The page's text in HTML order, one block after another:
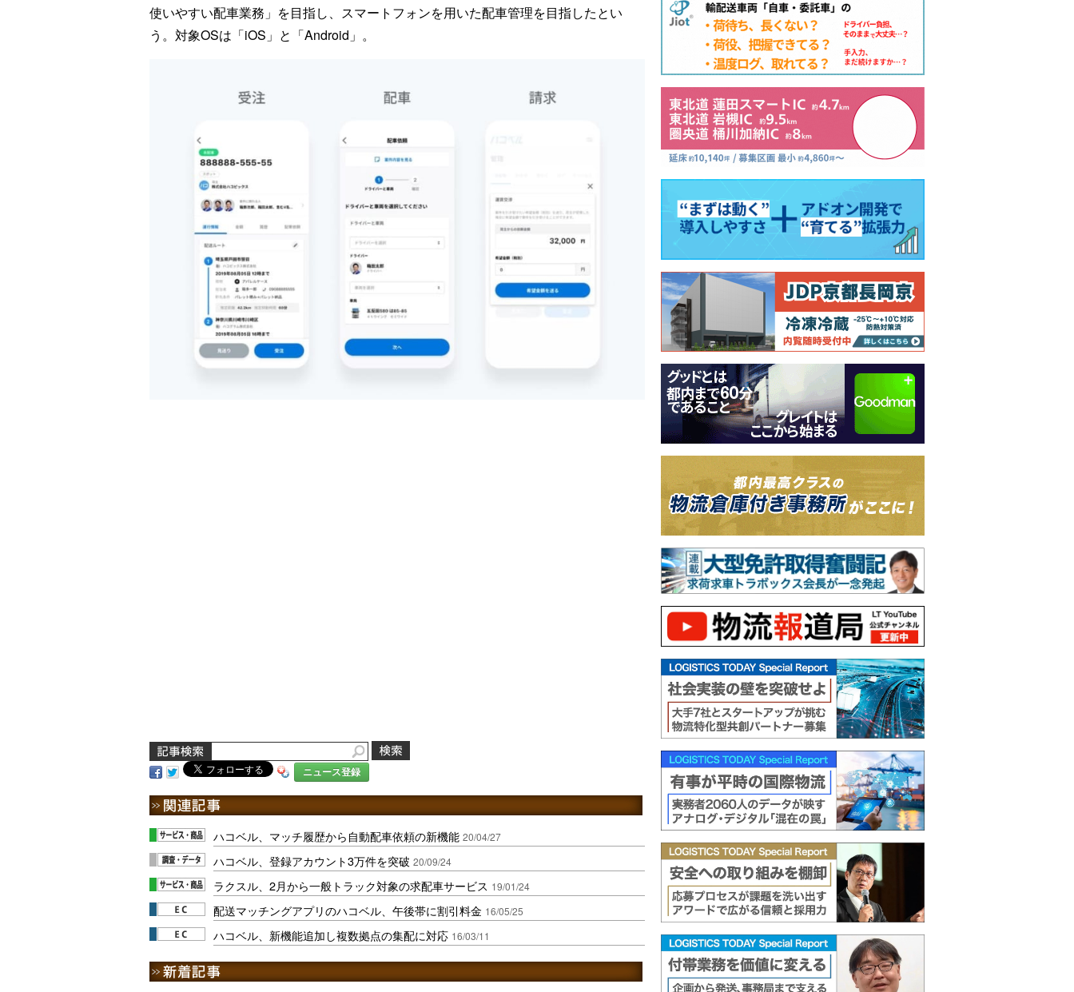
使いやすい配車業務」を目指し、スマートフォンを用いた配車管理を目指したとい
う。対象OSは「iOS」と「Android」。
ニュース登録
ハコベル、マッチ履歴から自動配車依頼の新機能 20/04/27
ハコベル、登録アカウント3万件を突破 20/09/24
ラクスル、2月から一般トラック対象の求配車サービス 19/01/24
配送マッチングアプリのハコベル、午後帯に割引料金 16/05/25
ハコベル、新機能追加し複数拠点の集配に対応 16/03/11